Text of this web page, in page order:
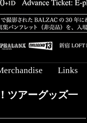
Links
ツアーグッズ一